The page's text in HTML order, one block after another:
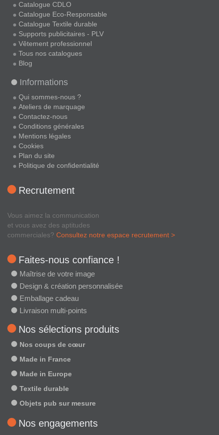
Catalogue CDLO
Catalogue Eco-Responsable
Catalogue Textile durable
Supports publicitaires - PLV
Vêtement professionnel
Tous nos catalogues
Blog
Informations
Qui sommes-nous ?
Ateliers de marquage
Contactez-nous
Conditions générales
Mentions légales
Cookies
Plan du site
Politique de confidentialité
Recrutement
Vous aimez la communication
et vous avez des aptitudes
commerciales? Consultez notre espace recrutement >
Faites-nous confiance !
Maîtrise de votre image
Design & création personnalisée
Emballage cadeau
Livraison multi-points
Nos sélections produits
Nos coups de cœur
Made in France
Made in Europe
Textile durable
Objets pub sur mesure
Nos engagements